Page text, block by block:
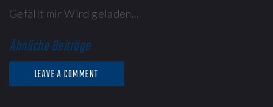
Gefällt mirWird geladen...
Ähnliche Beiträge
LEAVE A COMMENT